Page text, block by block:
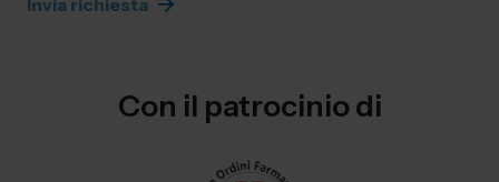
Con il patrocinio di